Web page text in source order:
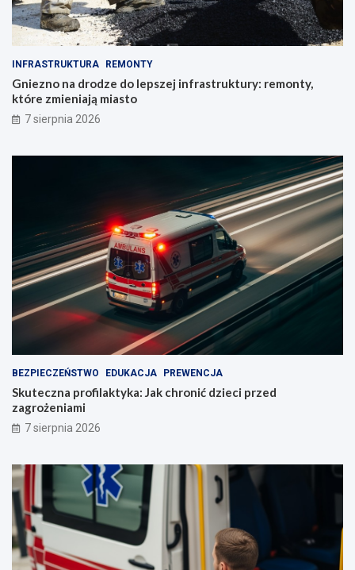
INFRASTRUKTURA REMONTY
Gniezno na drodze do lepszej infrastruktury: remonty,
które zmieniają miasto
7 sierpnia 2026
BEZPIECZEŃSTWO EDUKACJA PREWENCJA
Skuteczna profilaktyka: Jak chronić dzieci przed
zagrożeniami
7 sierpnia 2026